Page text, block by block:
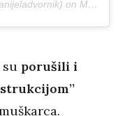
on May 24, 2020 at 4:13am PDT
porušili i